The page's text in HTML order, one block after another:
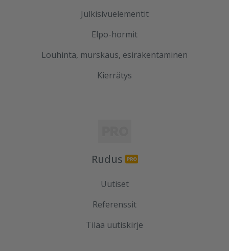
Julkisivuelementit
Elpo-hormit
Louhinta, murskaus, esirakentaminen
Kierrätys
Rudus
Uutiset
Referenssit
Tilaa uutiskirje